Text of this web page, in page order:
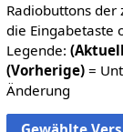
Radiobuttons der
die Eingabetaste
Legende:
(Vorherige)=
Änderung